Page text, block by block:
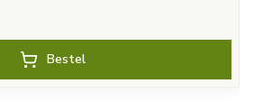
Bestel